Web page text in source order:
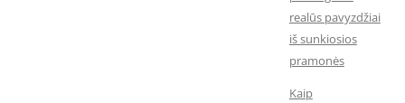
realūs pavyzdžiai
iš sunkiosios
pramonės
Kaip